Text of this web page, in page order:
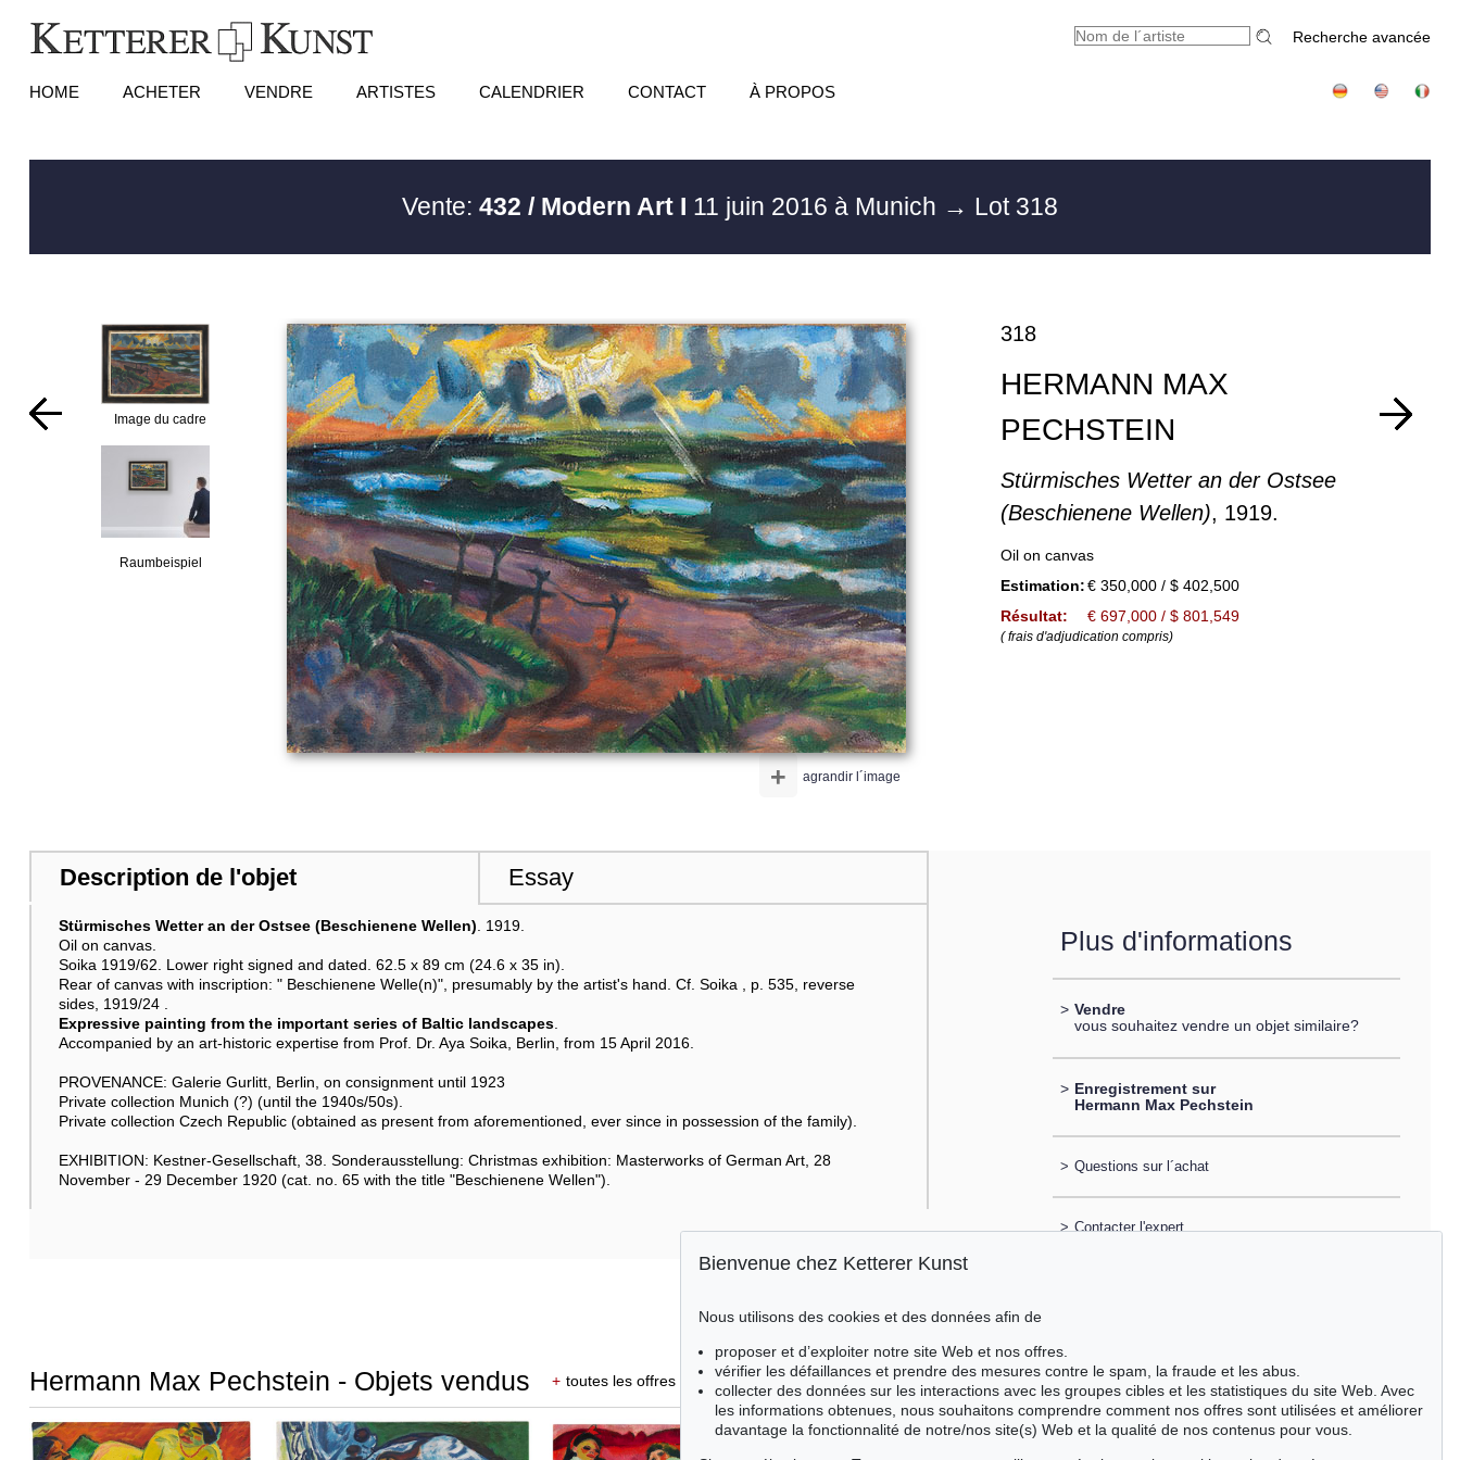
Recherche avancée
HOME ACHETER VENDRE ARTISTES CALENDRIER CONTACT À PROPOS
Vente: 432 / Modern Art I 11 juin 2016 à Munich → Lot 318
Image du cadre
Raumbeispiel
agrandir l´image
+
318
HERMANN MAX
PECHSTEIN
Stürmisches Wetter an der Ostsee
(Beschienene Wellen), 1919.
Oil on canvas
Estimation: € 350,000 / $ 402,500
Résultat:
€ 697,000 / $ 801,549
( frais d'adjudication compris)
Description de l'objet Essay
Stürmisches Wetter an der Ostsee (Beschienene Wellen) . 1919.
Oil on canvas.
Soika 1919/62. Lower right signed and dated. 62.5 x 89 cm (24.6 x 35 in).
Rear of canvas with inscription: " Beschienene Welle(n)", presumably by the artist's hand. Cf. Soika , p. 535, reverse
sides, 1919/24 .
Expressive painting from the important series of Baltic landscapes.
Accompanied by an art-historic expertise from Prof. Dr. Aya Soika, Berlin, from 15 April 2016.
PROVENANCE: Galerie Gurlitt, Berlin, on consignment until 1923
Private collection Munich (?) (until the 1940s/50s).
Private collection Czech Republic (obtained as present from aforementioned, ever since in possession of the family).
EXHIBITION: Kestner-Gesellschaft, 38. Sonderausstellung: Christmas exhibition: Masterworks of German Art, 28
November - 29 December 1920 (cat. no. 65 with the title "Beschienene Wellen").
Plus d'informations
> Vendre
vous souhaitez vendre un objet similaire?
> Enregistrement sur
Hermann Max Pechstein
> Questions sur l´achat
> Contacter l'expert
Hermann Max Pechstein - Objets vendus + toutes les offres
Bienvenue chez Ketterer Kunst
Nous utilisons des cookies et des données afin de
proposer et d’exploiter notre site Web et nos offres.
vérifier les défaillances et prendre des mesures contre le spam, la fraude et les abus.
collecter des données sur les interactions avec les groupes cibles et les statistiques du site Web. Avec
les informations obtenues, nous souhaitons comprendre comment nos offres sont utilisées et améliorer
davantage la fonctionnalité de notre/nos site(s) Web et la qualité de nos contenus pour vous.